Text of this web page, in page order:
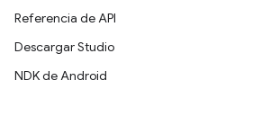
Referencia de API
Descargar Studio
NDK de Android